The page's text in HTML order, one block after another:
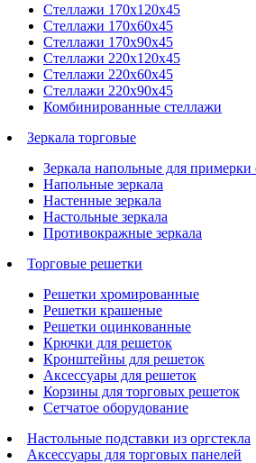
Стеллажи 170х120х45
Стеллажи 170х60х45
Стеллажи 170х90х45
Стеллажи 220х120х45
Стеллажи 220х60х45
Стеллажи 220х90х45
Комбинированные стеллажи
Зеркала торговые
Зеркала напольные для примерки
Напольные зеркала
Настенные зеркала
Настольные зеркала
Противокражные зеркала
Торговые решетки
Решетки хромированные
Решетки крашеные
Решетки оцинкованные
Крючки для решеток
Кронштейны для решеток
Аксессуары для решеток
Корзины для торговых решеток
Сетчатое оборудование
Настольные подставки из оргстекла
Аксессуары для торговых панелей